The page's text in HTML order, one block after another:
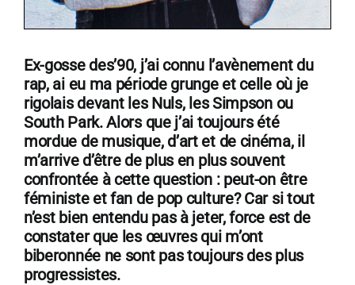
Ex-gosse des’90, j’ai connu l’avènement du
rap, ai eu ma période grunge et celle où je
rigolais devant les Nuls, les Simpson ou
South Park. Alors que j’ai toujours été
mordue de musique, d’art et de cinéma, il
m’arrive d’être de plus en plus souvent
confrontée à cette question : peut-on être
féministe et fan de pop culture? Car si tout
n’est bien entendu pas à jeter, force est de
constater que les œuvres qui m’ont
biberonnée ne sont pas toujours des plus
progressistes.